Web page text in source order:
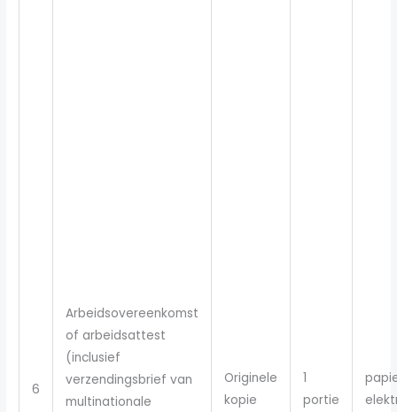
6
Arbeidsovereenkomst
of arbeidsattest
(inclusief
verzendingsbrief van
multinationale
Originele
kopie
1
portie